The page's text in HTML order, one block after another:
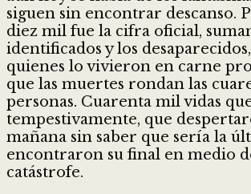
siguen sin encontrar descanso.
diez mil fue la cifra oficial,
identificados y los
quienes lo vivieron en carne
que las muertes rondan las
personas. Cuarenta mil vidas
tempestivamente, que
mañana sin saber que sería la
encontraron su final en medio
catástrofe.